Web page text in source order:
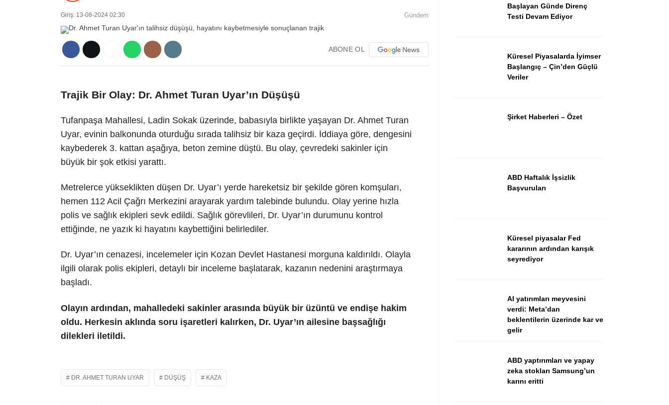
Borsa
Spor
Kripto
Giriş: 13-08-2024 02:30 Gündem
ABONE OL
Trajik Bir Olay: Dr. Ahmet Turan Uyar’ın Düşüşü
Tufanpaşa Mahallesi, Ladin Sokak üzerinde, babasıyla birlikte yaşayan Dr. Ahmet Turan
Uyar, evinin balkonunda oturduğu sırada talihsiz bir kaza geçirdi. İddiaya göre, dengesini
kaybederek 3. kattan aşağıya, beton zemine düştü. Bu olay, çevredeki sakinler için
büyük bir şok etkisi yarattı.
Metrelerce yükseklikten düşen Dr. Uyar’ı yerde hareketsiz bir şekilde gören komşuları,
hemen 112 Acil Çağrı Merkezini arayarak yardım talebinde bulundu. Olay yerine hızla
polis ve sağlık ekipleri sevk edildi. Sağlık görevlileri, Dr. Uyar’ın durumunu kontrol
ettiğinde, ne yazık ki hayatını kaybettiğini belirlediler.
Dr. Uyar’ın cenazesi, incelemeler için Kozan Devlet Hastanesi morguna kaldırıldı. Olayla
ilgili olarak polis ekipleri, detaylı bir inceleme başlatarak, kazanın nedenini araştırmaya
başladı.
Olayın ardından, mahalledeki sakinler arasında büyük bir üzüntü ve endişe hakim
oldu. Herkesin aklında soru işaretleri kalırken, Dr. Uyar’ın ailesine başsağlığı
dilekleri iletildi.
DR. AHMET TURAN UYAR DÜŞÜŞ KAZA
Başlayan Günde Direnç
Testi Devam Ediyor
Küresel Piyasalarda İyimser
Başlangıç – Çin’den Güçlü
Veriler
Şirket Haberleri – Özet
ABD Haftalık İşsizlik
Başvuruları
Küresel piyasalar Fed
kararının ardından karışık
seyrediyor
AI yatırımları meyvesini
verdi: Meta’dan
beklentilerin üzerinde kar ve
gelir
ABD yaptırımları ve yapay
zeka stokları Samsung’un
karını eritti